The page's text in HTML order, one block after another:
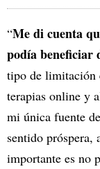
“Me di cuenta
podía beneficiar
tipo de limitación
terapias online y
mi única fuente
sentido próspera,
importante es no